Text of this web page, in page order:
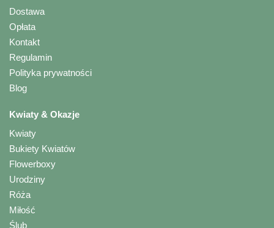
Dostawa
Opłata
Kontakt
Regulamin
Polityka prywatności
Blog
Kwiaty & Okazje
Kwiaty
Bukiety Kwiatów
Flowerboxy
Urodziny
Róża
Miłość
Ślub